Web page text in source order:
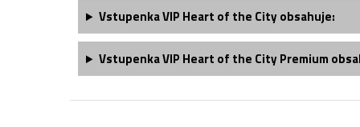
VstupenkaVIP Heart of the Cityobsahuje:
VstupenkaVIP Heart of the City Premium